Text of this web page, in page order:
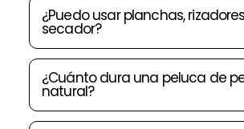
¿Puedo usar planchas,
secador?
¿Cuánto dura una peluca de
natural?